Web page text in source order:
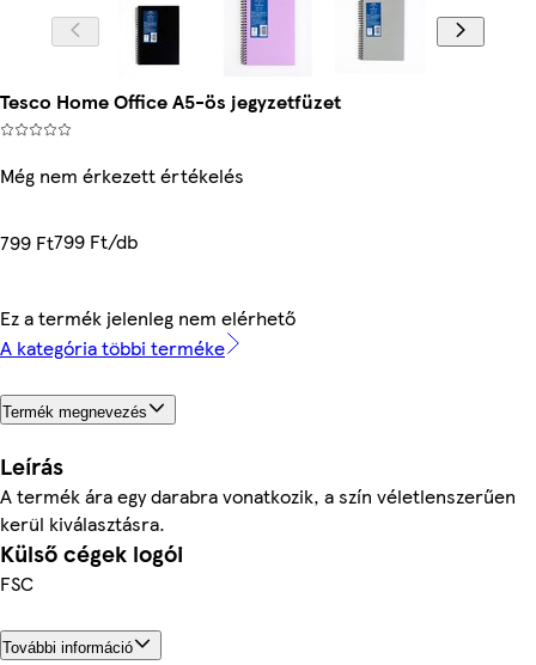
Tesco Home Office A5-ös jegyzetfüzet
Még nem érkezett értékelés
799 Ft799 Ft/db
Ez a termék jelenleg nem elérhető
A kategória többi terméke
Termék megnevezés
Leírás
A termék ára egy darabra vonatkozik, a szín véletlenszerűen
kerül kiválasztásra.
Külső cégek logói
FSC
További információ